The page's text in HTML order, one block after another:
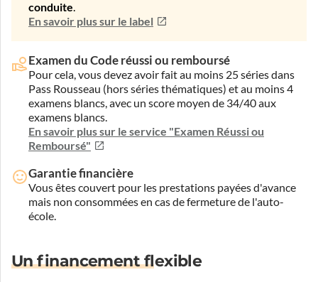
conduite.
En savoir plus sur le label
Examen du Code réussi ou remboursé
Pour cela, vous devez avoir fait au moins 25 séries dans
Pass Rousseau (hors séries thématiques) et au moins 4
examens blancs, avec un score moyen de 34/40 aux
examens blancs.
En savoir plus sur le service "Examen Réussi ou
Remboursé"
Garantie financière
Vous êtes couvert pour les prestations payées d'avance
mais non consommées en cas de fermeture de l'auto-
école.
Un financement flexible